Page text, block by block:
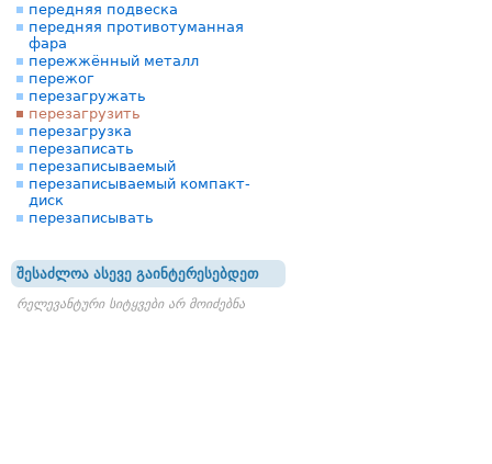
передняя подвеска
передняя противотуманная
фара
пережжённый металл
пережог
перезагружать
перезагрузить
перезагрузка
перезаписать
перезаписываемый
перезаписываемый компакт-
диск
перезаписывать
შესაძლოა ასევე გაინტერესებდეთ
რელევანტური სიტყვები არ მოიძებნა